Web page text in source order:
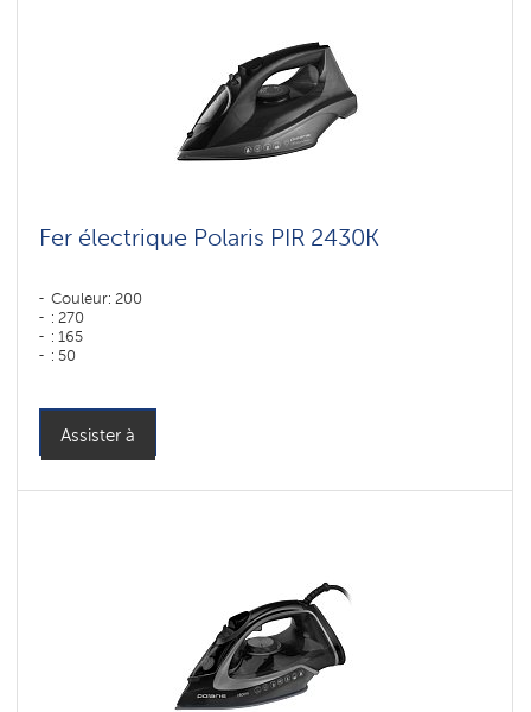
Fer électrique Polaris PIR 2430K
Couleur: 200
: 270
: 165
: 50
Assister à